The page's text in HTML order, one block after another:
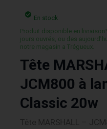
En stock
Produit disponible en
jours ouvrés, ou des
notre magasin a Trégueux.
Tête
JCM800 à
Classic 20w
Tête MARSHALL –